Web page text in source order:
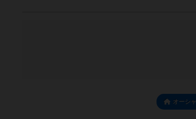
オーシ